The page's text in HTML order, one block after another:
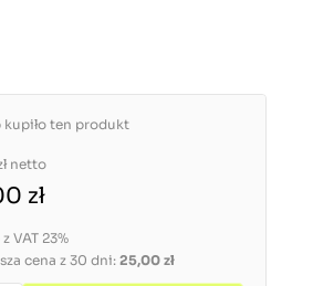
kupiło ten produkt
netto
zł
VAT 23%
cena z 30 dni:25,00 zł